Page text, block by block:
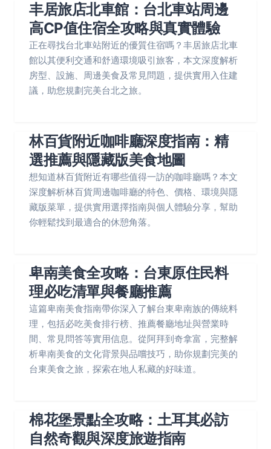
丰居旅店北車館：台北車站周邊
高CP值住宿全攻略與真實體驗
正在尋找台北車站附近的優質住宿嗎？丰居旅店北車
館以其便利交通和舒適環境吸引旅客，本文深度解析
房型、設施、周邊美食及常見問題，提供實用入住建
議，助您規劃完美台北之旅。
林百貨附近咖啡廳深度指南：精
選推薦與隱藏版美食地圖
想知道林百貨附近有哪些值得一訪的咖啡廳嗎？本文
深度解析林百貨周邊咖啡廳的特色、價格、環境與隱
藏版菜單，提供實用選擇指南與個人體驗分享，幫助
你輕鬆找到最適合的休憩角落。
卑南美食全攻略：台東原住民料
理必吃清單與餐廳推薦
這篇卑南美食指南帶你深入了解台東卑南族的傳統料
理，包括必吃美食排行榜、推薦餐廳地址與營業時
間、常見問答等實用信息。從阿拜到奇拿富，完整解
析卑南美食的文化背景與品嚐技巧，助你規劃完美的
台東美食之旅，探索在地人私藏的好味道。
棉花堡景點全攻略：土耳其必訪
自然奇觀與深度旅遊指南